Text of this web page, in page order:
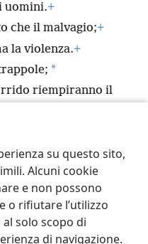
su questo sito,
Alcuni cookie
e non possono
o rifiutare l’utilizzo
solo scopo di
di navigazione.
uomini.+
che il malvagio;+
la violenza.+
*
riempiranno il
giusti.
il suo volto. * +
Impostazioni